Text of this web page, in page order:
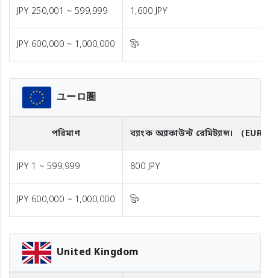
JPY 250,001 ~ 599,999 1,600 JPY
JPY 600,000 ~ 1,000,000 ফ্রি
ユーロ圏
পরিমাণ ব্যাংক অ্যাকাউন্ট রেমিট্যান্স। （EUR
JPY 1 ~ 599,999 800 JPY
JPY 600,000 ~ 1,000,000 ফ্রি
United Kingdom